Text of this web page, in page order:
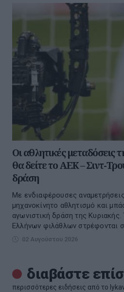
Οι αθλητικές μεταδόσεις
θα δείτε το ΑΕΚ – Σιντ-
δράση
Με ενδιαφέρουσες
μηχανοκίνητο αθλητισμό και
αγωνιστική δράση της
Ελλήνων φιλάθλων στρέφονται
02 Αυγούστου 2026
διαβάστε
περισσότερες ειδήσεις από το